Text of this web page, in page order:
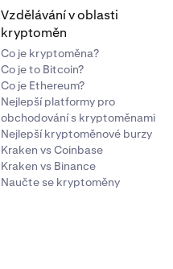
Vzdělávání v oblasti
kryptoměn
Co je kryptoměna?
Co je to Bitcoin?
Co je Ethereum?
Nejlepší platformy pro
obchodování s kryptoměnami
Nejlepší kryptoměnové burzy
Kraken vs Coinbase
Kraken vs Binance
Naučte se kryptoměny